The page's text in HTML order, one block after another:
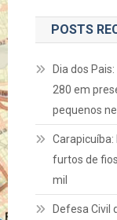
POSTS
Dia dos
280 em
pequenos
furtos de
mil
Defesa Civil